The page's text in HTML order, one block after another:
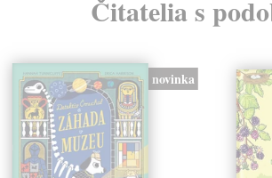
Čitatelia s
novinka